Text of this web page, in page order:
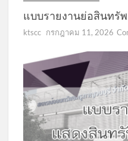
แบบรายงานย่อสินทรั
ktscc กรกฎาคม 11, 2026